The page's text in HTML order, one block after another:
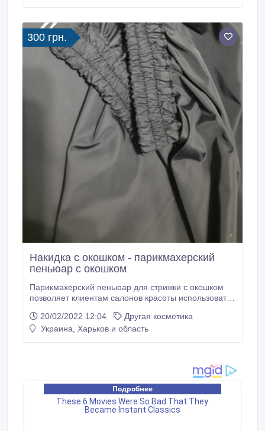
підхід та професійні консультації.
300 грн.
Накидка с окошком - парикмахерский
пеньюар с окошком
Парикмахерский пеньюар для стрижки с окошком
позволяет клиентам салонов красоты использовать
процедур. Свое производство из
высококачественных и стойких материалов, не
20/02/2022 12:04
Другая косметика
Украина, Харьков и область